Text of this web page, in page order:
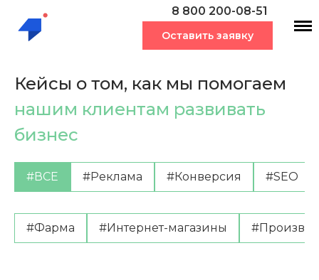
8 800 200-08-51
Оставить заявку
Кейсы о том, как мы помогаем
нашим клиентам развивать
бизнес
#ВСЕ #Реклама #Конверсия #SEO
#Фарма #Интернет-магазины